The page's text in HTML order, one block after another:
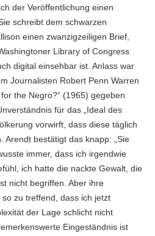
der Veröffentlichung einen
schreibt dem schwarzen
einen zwanzigzeiligen Brief,
Library of Congress
digital einsehbar ist. Anlass war
Journalisten Robert Penn Warren
the Negro?“ (1965) gegeben
für das „Ideal des
vorwirft, dass diese täglich
Arendt bestätigt das knapp: „Sie
immer, dass ich irgendwie
ich hatte die nackte Gewalt, die
nicht begriffen. Aber ihre
zu treffend, dass ich jetzt
der Lage schlicht nicht
Eingeständnis ist